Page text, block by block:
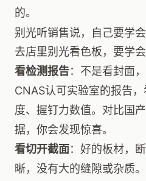
的。
别光听销售说，自己要学
去店里别光看色板，要学会
看检测报告：不是看封面
CNAS认可实验室的报告
度、握钉力数值。对比国
据，你会发现惊喜。
看切开截面：好的板材，
晰，没有大的缝隙或杂质